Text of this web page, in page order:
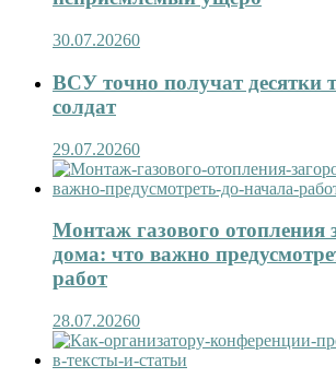
30.07.20260
ВСУ точно получат десятки
солдат
29.07.20260
Монтаж газового отопления
дома: что важно
работ
28.07.20260